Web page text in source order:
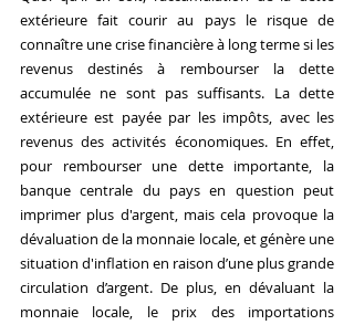
extérieure fait courir au pays le risque de
connaître une crise financière à long terme si les
revenus destinés à rembourser la dette
accumulée ne sont pas suffisants. La dette
extérieure est payée par les impôts, avec les
revenus des activités économiques. En effet,
pour rembourser une dette importante, la
banque centrale du pays en question peut
imprimer plus d'argent, mais cela provoque la
dévaluation de la monnaie locale, et génère une
situation d'inflation en raison d’une plus grande
circulation d’argent. De plus, en dévaluant la
monnaie locale, le prix des importations